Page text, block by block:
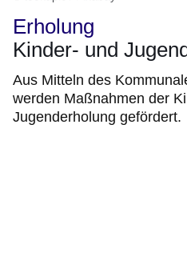
Erholung
Kinder- und
Aus Mitteln des
werden Maßnahmen der
Jugenderholung gefördert.